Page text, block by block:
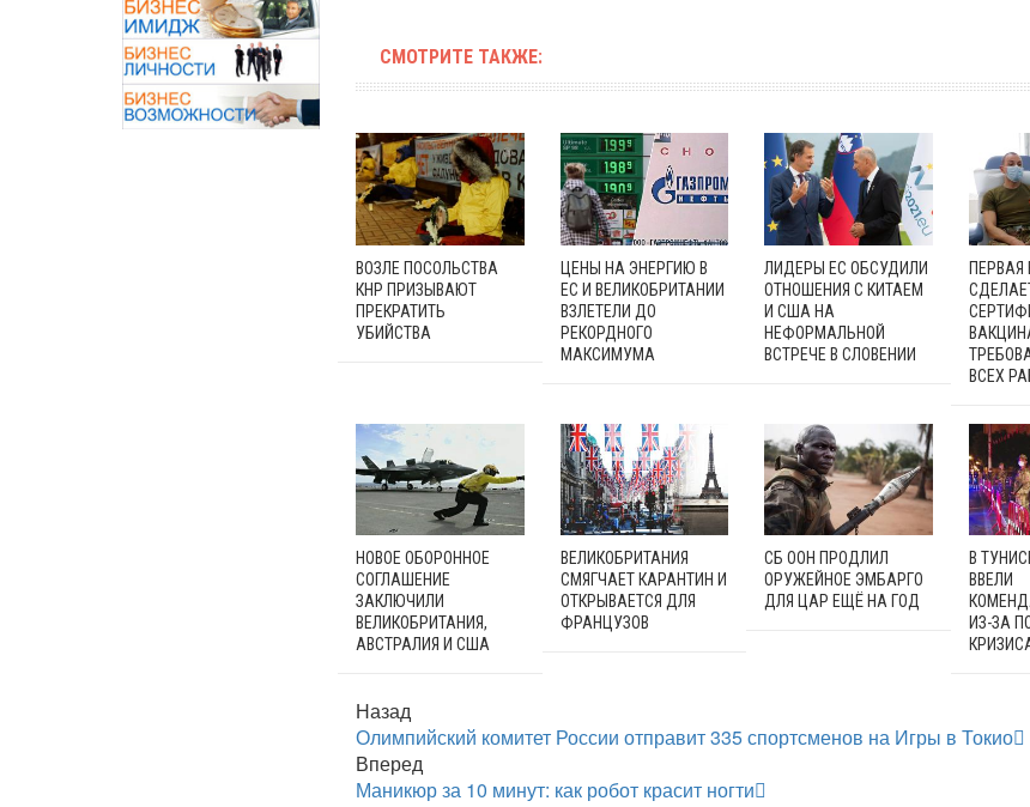
СМОТРИТЕ ТАКЖЕ:
ВОЗЛЕ ПОСОЛЬСТВА
КНР ПРИЗЫВАЮТ
ПРЕКРАТИТЬ
УБИЙСТВА
ЦЕНЫ НА ЭНЕРГИЮ В
ЕС И ВЕЛИКОБРИТАНИИ
ВЗЛЕТЕЛИ ДО
РЕКОРДНОГО
МАКСИМУМА
ЛИДЕРЫ ЕС ОБСУДИЛИ
ОТНОШЕНИЯ С КИТАЕМ
И США НА
НЕФОРМАЛЬНОЙ
ВСТРЕЧЕ В СЛОВЕНИИ
ПЕРВАЯ
ВСЕХ
НОВОЕ ОБОРОННОЕ
СОГЛАШЕНИЕ
ЗАКЛЮЧИЛИ
ВЕЛИКОБРИТАНИЯ,
АВСТРАЛИЯ И США
ВЕЛИКОБРИТАНИЯ
СМЯГЧАЕТ КАРАНТИН И
ОТКРЫВАЕТСЯ ДЛЯ
ФРАНЦУЗОВ
СБ ООН ПРОДЛИЛ
ОРУЖЕЙНОЕ ЭМБАРГО
ДЛЯ ЦАР ЕЩЁ НА ГОД
В
ВВЕЛИ
ИЗ-ЗА
Назад
Олимпийский комитет России отправит 335 спортсменов на Игры в Токио
Вперед
Маникюр за 10 минут: как робот красит ногти